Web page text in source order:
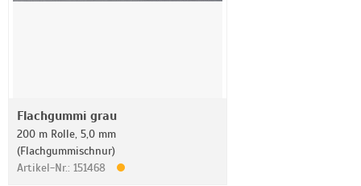
Flachgummi grau
200 m Rolle, 5,0 mm
(Flachgummischnur)
Artikel-Nr.: 151468